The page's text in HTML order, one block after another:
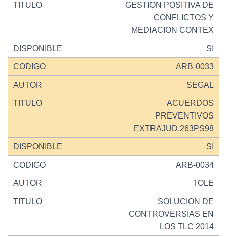
GESTION POSITIVA DE
CONFLICTOS Y
MEDIACION CONTEX
SI
ARB-0033
SEGAL
ACUERDOS
PREVENTIVOS
EXTRAJUD.263PS98
SI
ARB-0034
TOLE
SOLUCION DE
CONTROVERSIAS EN
LOS TLC 2014